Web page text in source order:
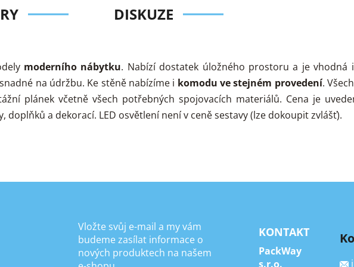
DISKUZE
moderního nábytku. Nabízí dostatek úložného prostoru a je vhodná
na údržbu. Ke stěně nabízíme i komodu ve stejném provedení.
plánek včetně všech potřebných spojovacích materiálů. Cena je
a dekorací. LED osvětlení není v ceně sestavy (lze dokoupit zvlášť).
Vložte svůj e-mail a my vám
budeme zasílat informace o
nových produktech na našem
KONTAKT
PackWay
s.r.o.